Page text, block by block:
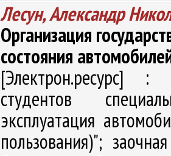
Лесун, Александр
Организация
состояния
[Электрон.ресурс] :
студентов
эксплуатация
пользования)";